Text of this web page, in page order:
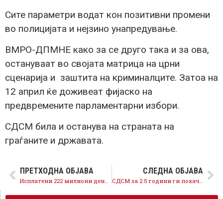
Сите параметри водат кон позитивни промени
во полицијата и нејзино унапредување.
ВМРО-ДПМНЕ како за се друго така и за ова,
остануваат во својата матрица на црни
сценарија и заштита на криминалците. Затоа на
12 април ќе доживеат фијаско на
предвремените парламентарни избори.
СДСМ била и останува на страната на
граѓаните и државата.
ПРЕТХОДНА ОБЈАВА СЛЕДНА ОБЈАВА
СДСМ за 2.5 години ги покачи платите на вработените во образование за над 2000 денари, образованието е на прав пат,